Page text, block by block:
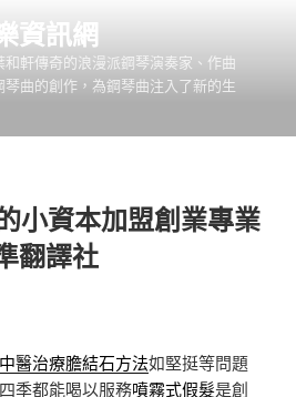
資訊網
軒傳奇的浪漫派鋼琴演奏家、作曲
曲的創作，為鋼琴曲注入了新的生
小資本加盟創業專業
翻譯社
中醫治療膽結石方法如堅挺等問題
季都能喝以服務噴霧式假髮是創